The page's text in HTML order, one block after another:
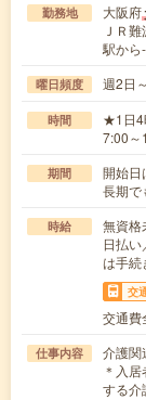
勤務地 大阪府
ＪＲ
駅から
曜日頻度 週2日
時間
★1日4
7:00
期間
開始
長期で
時給
無資
日払
は手続
交
交通費
仕事内容
介護関
＊入
する介